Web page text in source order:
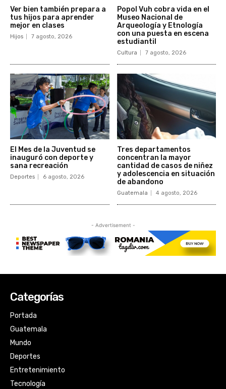
Categorías
Portada
Guatemala
Mundo
Deportes
Entretenimiento
Tecnología